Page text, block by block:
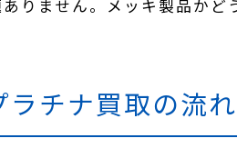
りません。メッキ製品かど
チナ買取の流れ